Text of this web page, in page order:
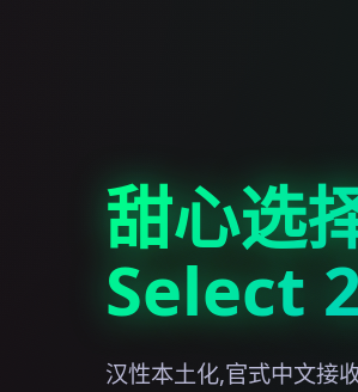
甜心选
Select 2
汉性本土化,官式中文接